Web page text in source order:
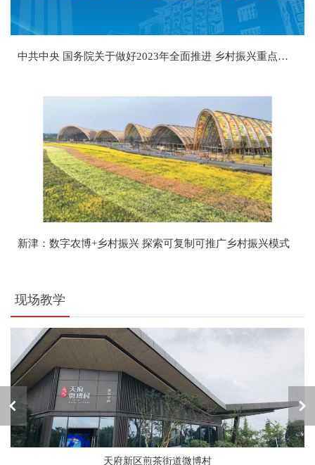
中共中央 国务院关于做好2023年全面推进 乡村振兴重点工作的意见
新津：数字农博+乡村振兴 探索可复制可推广乡村振兴模式
现场教学
天府新区煎茶街道微博村